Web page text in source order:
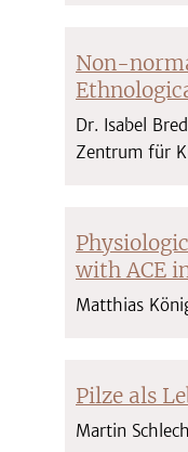
Non-
Dr. Isabel
Zentrum für
with ACE
Matthias
Pilze als
Martin